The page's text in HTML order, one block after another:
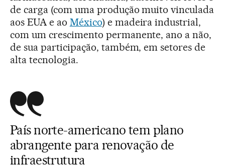
de carga (com uma produção muito vinculada
aos EUA e ao México) e madeira industrial,
com um crescimento permanente, ano a não,
de sua participação, também, em setores de
alta tecnologia.
País norte-americano tem plano
abrangente para renovação de
infraestrutura